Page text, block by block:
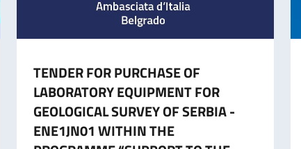
TENDER FOR PURCHASE OF
LABORATORY EQUIPMENT FOR
GEOLOGICAL SURVEY OF SERBIA -
ENE1JN01 WITHIN THE